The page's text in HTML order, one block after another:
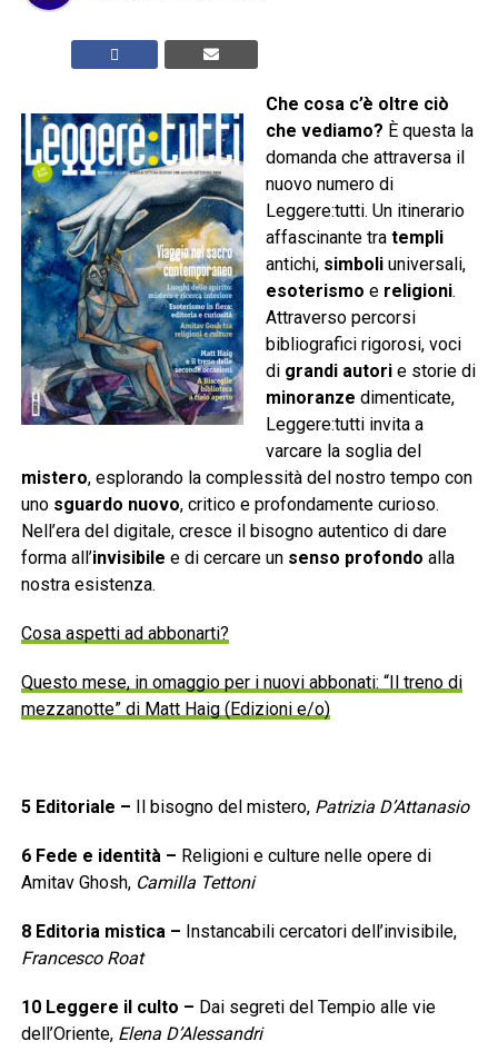
Che cosa c’è oltre ciò
che vediamo? È questa la
domanda che attraversa il
nuovo numero di
Leggere:tutti. Un itinerario
affascinante tra templi
antichi, simboliuniversali,
esoterismo e religioni.
Attraverso percorsi
bibliografici rigorosi, voci
di grandi autorie storie di
minoranze dimenticate,
Leggere:tutti invita a
varcare la soglia del
mistero, esplorando la complessità del nostro tempo con
uno sguardo nuovo, critico e profondamente curioso.
Nell’era del digitale, cresce il bisogno autentico di dare
forma all’invisibile e di cercare un senso profondo alla
nostra esistenza.
Cosa aspetti ad abbonarti?
Questo mese, in omaggio per i nuovi abbonati: “Il treno di
mezzanotte” di Matt Haig (Edizioni e/o)
5 Editoriale – Il bisogno del mistero, Patrizia D’Attanasio
6 Fede e identità– Religioni e culture nelle opere di
Amitav Ghosh, Camilla Tettoni
8 Editoria mistica– Instancabili cercatori dell’invisibile,
Francesco Roat
10 Leggere il culto – Dai segreti del Tempio alle vie
dell’Oriente, Elena D’Alessandri